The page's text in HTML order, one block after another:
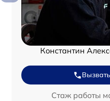
Константин
Стаж работы